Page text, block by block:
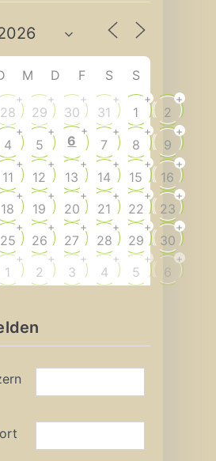
M D F S S
28
+
29
+
30
+
31
+
1
+
2
+
4
+
5
+
6
+
7
+
8
+
9
+
11
+
12
+
13
+
14
+
15
+
16
+
18
+
19
+
20
+
21
+
22
+
23
+
25
+
26
+
27
+
28
+
29
+
30
+
1
+
2
+
3
+
4
+
5
+
6
+